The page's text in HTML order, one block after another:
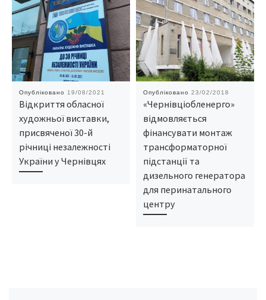
Опубліковано 19/08/2021
Відкриття обласної
художньої виставки,
присвяченої 30-й
річниці незалежності
України у Чернівцях
Опубліковано 23/02/2018
«Чернівціобленерго»
відмовляється
фінансувати монтаж
трансформаторної
підстанції та
дизельного генератора
для перинатального
центру